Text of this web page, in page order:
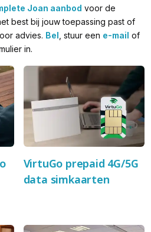
Joan aanbod voor de
best bij jouw toepassing past of
advies. Bel , stuur een e-mail of
in.
VirtuGo prepaid 4G/5G
data simkaarten